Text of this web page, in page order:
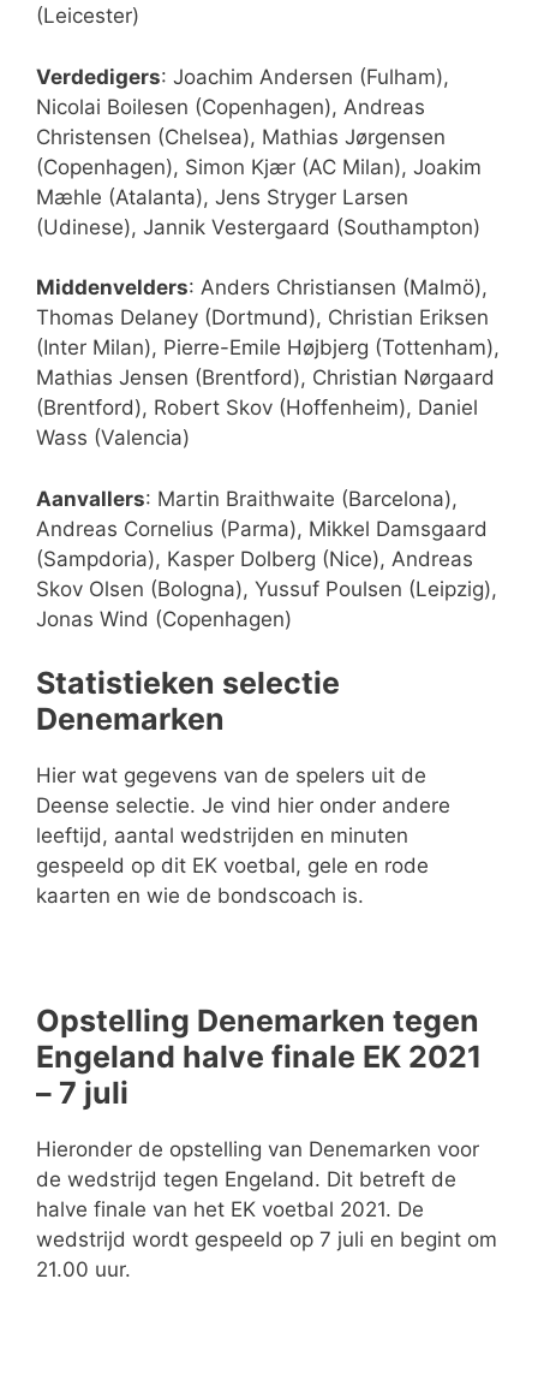
(Leicester)
Verdedigers: Joachim Andersen (Fulham),
Nicolai Boilesen (Copenhagen), Andreas
Christensen (Chelsea), Mathias Jørgensen
(Copenhagen), Simon Kjær (AC Milan), Joakim
Mæhle (Atalanta), Jens Stryger Larsen
(Udinese), Jannik Vestergaard (Southampton)
Middenvelders: Anders Christiansen (Malmö),
Thomas Delaney (Dortmund), Christian Eriksen
(Inter Milan), Pierre-Emile Højbjerg (Tottenham),
Mathias Jensen (Brentford), Christian Nørgaard
(Brentford), Robert Skov (Hoffenheim), Daniel
Wass (Valencia)
Aanvallers: Martin Braithwaite (Barcelona),
Andreas Cornelius (Parma), Mikkel Damsgaard
(Sampdoria), Kasper Dolberg (Nice), Andreas
Skov Olsen (Bologna), Yussuf Poulsen (Leipzig),
Jonas Wind (Copenhagen)
Statistieken selectie
Denemarken
Hier wat gegevens van de spelers uit de
Deense selectie. Je vind hier onder andere
leeftijd, aantal wedstrijden en minuten
gespeeld op dit EK voetbal, gele en rode
kaarten en wie de bondscoach is.
Opstelling Denemarken tegen
Engeland halve finale EK 2021
– 7 juli
Hieronder de opstelling van Denemarken voor
de wedstrijd tegen Engeland. Dit betreft de
halve finale van het EK voetbal 2021. De
wedstrijd wordt gespeeld op 7 juli en begint om
21.00 uur.